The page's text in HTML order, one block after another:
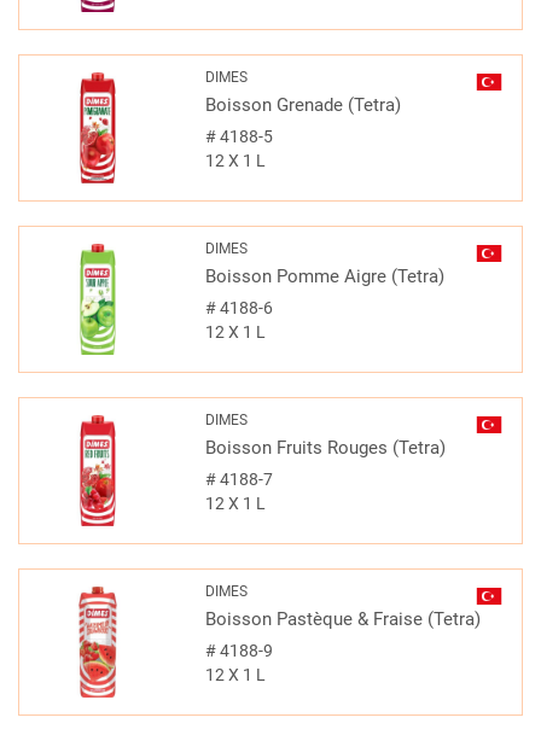
DIMES
Boisson Grenade (Tetra)
#4188-5
12 X 1 L
DIMES
Boisson Pomme Aigre (Tetra)
#4188-6
12 X 1 L
DIMES
Boisson Fruits Rouges (Tetra)
#4188-7
12 X 1 L
DIMES
Boisson Pastèque & Fraise (Tetra)
#4188-9
12 X 1 L